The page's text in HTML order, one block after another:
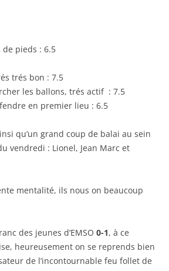
pieds : 6.5
trés bon : 7.5
les ballons, trés actif : 7.5
en premier lieu : 6.5
qu’un grand coup de balai au sein
vendredi : Lionel, Jean Marc et
mentalité, ils nous on beaucoup
des jeunes d’EMSO 0-1, à ce
heureusement on se reprends bien
de l’incontournable feu follet de